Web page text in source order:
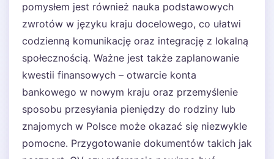
pomysłem jest również nauka podstawowych
zwrotów w języku kraju docelowego, co ułatwi
codzienną komunikację oraz integrację z lokalną
społecznością. Ważne jest także zaplanowanie
kwestii finansowych – otwarcie konta
bankowego w nowym kraju oraz przemyślenie
sposobu przesyłania pieniędzy do rodziny lub
znajomych w Polsce może okazać się niezwykle
pomocne. Przygotowanie dokumentów takich jak